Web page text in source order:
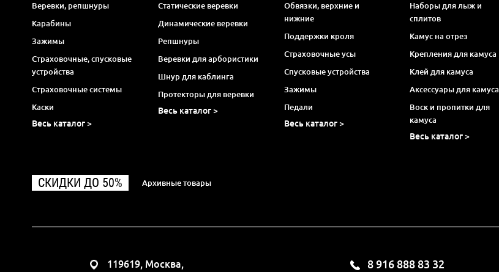
Веревки, репшнуры
Карабины
Зажимы
Страховочные, спусковые
устройства
Страховочные системы
Каски
Весь каталог >
Статические веревки
Динамические веревки
Репшнуры
Веревки для арбористики
Шнур для каблинга
Протекторы для веревки
Весь каталог >
Обвязки, верхние и
нижние
Поддержки кроля
Страховочные усы
Спусковые устройства
Зажимы
Педали
Весь каталог >
Наборы для лыж и
сплитов
Камус на отрез
Крепления для камуса
Клей для камуса
Аксессуары для камуса
Воск и пропитки для
камуса
Весь каталог >
СКИДКИ ДО 50% Архивные товары
119619, Москва,
8 916 888 83 32